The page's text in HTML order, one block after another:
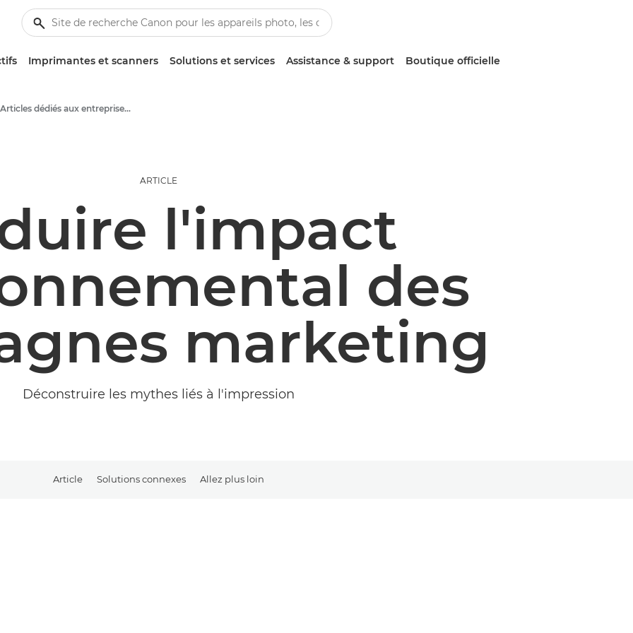
Imprimantes et scanners Solutions et services Assistance & support Boutique officielle
Articles dédiés aux entreprises et aux professionnels
ARTICLE
l'impact
des
marketing
Déconstruire les mythes liés à l'impression
Article Solutions connexes Allez plus loin